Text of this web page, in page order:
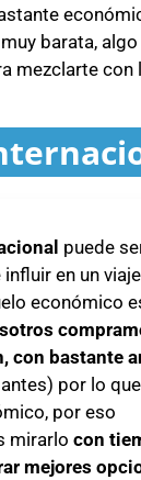
barata, algo
mezclarte con
puede
en un
económico
con bastante
por lo
por eso
mirarlo con
mejores